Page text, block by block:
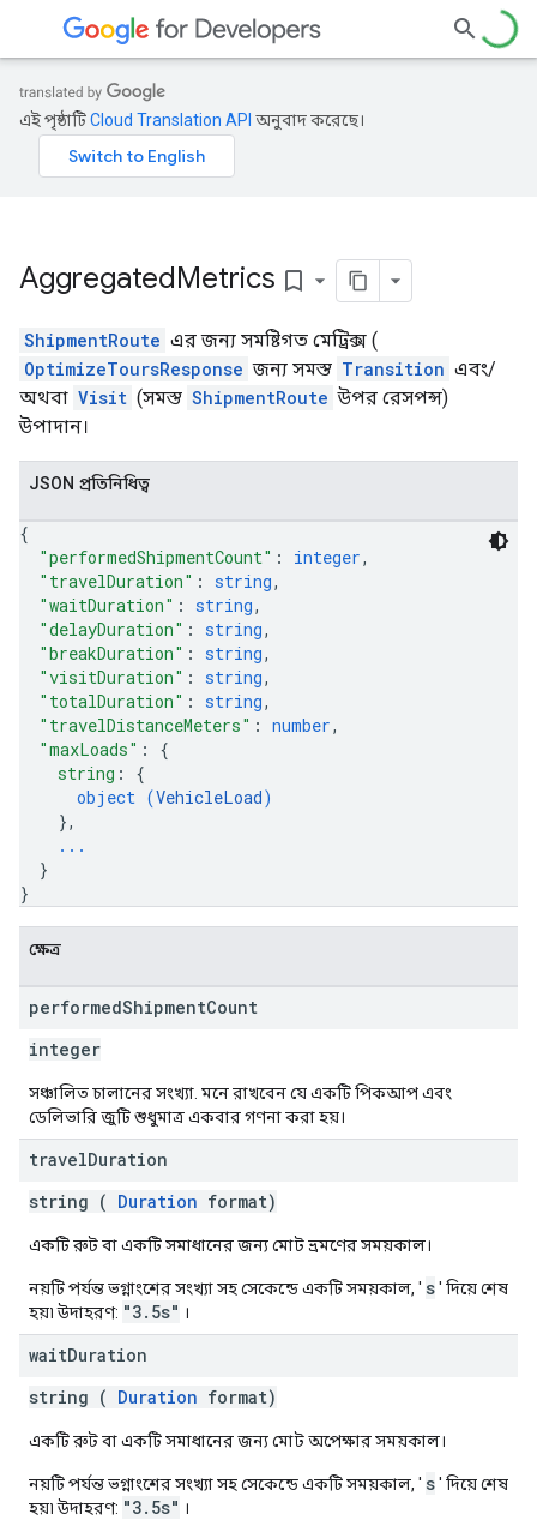
এই পৃষ্ঠাটিCloud Translation API অনুবাদ করেছে।
AggregatedMetrics bookmark_border
ShipmentRoute এর জন্য সমষ্টিগত মেট্রিক্স (
OptimizeToursResponse জন্য সমস্ত Transition এবং/
অথবা Visit (সমস্ত ShipmentRoute উপর রেসপন্স)
উপাদান।
JSON প্রতিনিধিত্ব
{
"performedShipmentCount" : integer,
"travelDuration" : string,
"waitDuration" : string,
"delayDuration" : string,
"breakDuration" : string,
"visitDuration" : string,
"totalDuration" : string,
"travelDistanceMeters" : number,
"maxLoads" : {
string : {
object (VehicleLoad)
},
...
}
}
ক্ষেত্র
performedShipmentCount
integer
সঞ্চালিত চালানের সংখ্যা. মনে রাখবেন যে একটি পিকআপ এবং
ডেলিভারি জুটি শুধুমাত্র একবার গণনা করা হয়।
travelDuration
string ( Duration format)
একটি রুট বা একটি সমাধানের জন্য মোট ভ্রমণের সময়কাল।
নয়টি পর্যন্ত ভগ্নাংশের সংখ্যা সহ সেকেন্ডে একটি সময়কাল, ' s' দিয়ে শেষ
হয়৷ উদাহরণ: "3.5s" ।
waitDuration
string ( Duration format)
একটি রুট বা একটি সমাধানের জন্য মোট অপেক্ষার সময়কাল।
নয়টি পর্যন্ত ভগ্নাংশের সংখ্যা সহ সেকেন্ডে একটি সময়কাল, ' s' দিয়ে শেষ
হয়৷ উদাহরণ: "3.5s" ।